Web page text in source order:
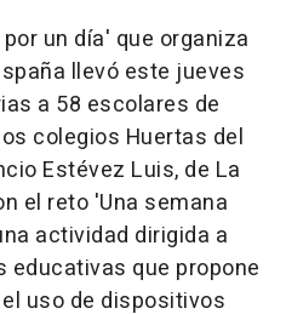
un día' que organiza
llevó este jueves
a 58 escolares de
colegios Huertas del
Estévez Luis, de La
el reto 'Una semana
actividad dirigida a
que propone
uso de dispositivos